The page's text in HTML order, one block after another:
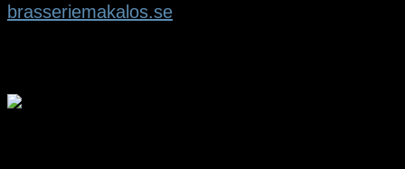
brasseriemakalos.se